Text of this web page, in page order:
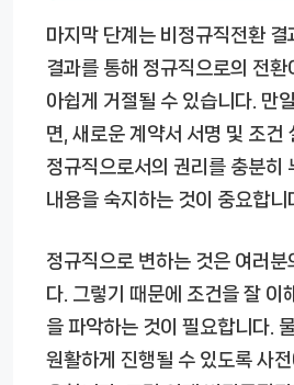
마지막 단계는 비정규직전환 결
결과를 통해 정규직으로의 전
아쉽게 거절될 수 있습니다. 만
면, 새로운 계약서 서명 및 조건
정규직으로서의 권리를 충분히
내용을 숙지하는 것이 중요합니
정규직으로 변하는 것은 여러분
다. 그렇기 때문에 조건을 잘 이
을 파악하는 것이 필요합니다.
원활하게 진행될 수 있도록 사